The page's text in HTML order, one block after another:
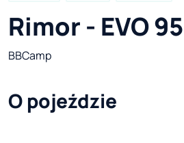
Rimor - EVO 95
BBCamp
O pojeździe